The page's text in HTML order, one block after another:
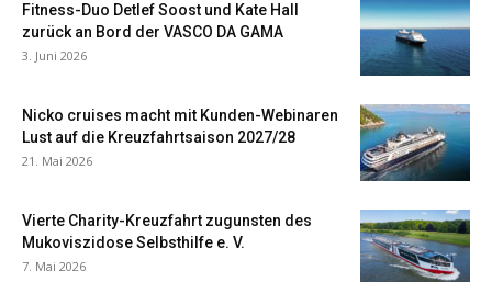
Fitness-Duo Detlef Soost und Kate Hall
zurück an Bord der VASCO DA GAMA
3. Juni 2026
Nicko cruises macht mit Kunden-Webinaren
Lust auf die Kreuzfahrtsaison 2027/28
21. Mai 2026
Vierte Charity-Kreuzfahrt zugunsten des
Mukoviszidose Selbsthilfe e. V.
7. Mai 2026